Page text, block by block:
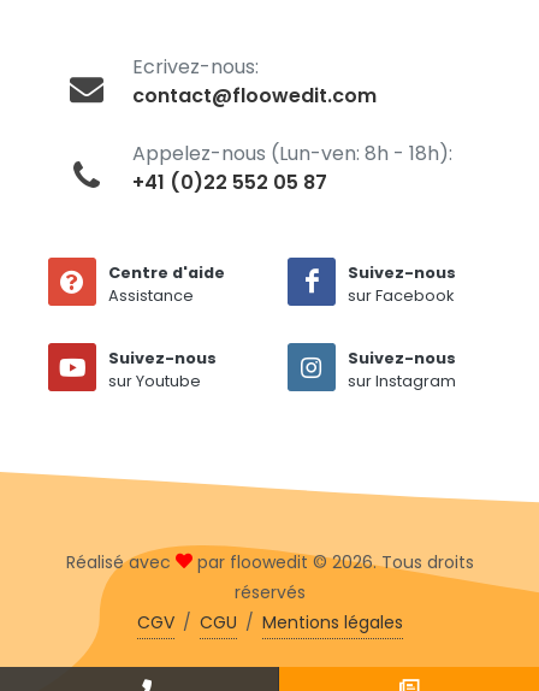
Ecrivez-nous:
contact@floowedit.com
Appelez-nous (Lun-ven: 8h - 18h):
+41 (0)22 552 05 87
Centre d'aide
Assistance
Suivez-nous
sur Facebook
Suivez-nous
sur Youtube
Suivez-nous
sur Instagram
Réalisé avec
par floowedit © 2026. Tous droits
réservés
CGV / CGU / Mentions légales